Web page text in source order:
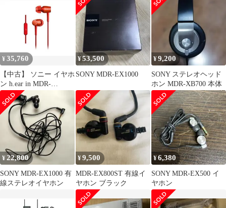
¥35,760
【中古】 ソニー イヤホ
ン h.ear in MDR-
EX750AP : ハイレゾ対
応 カナル型 シナバーレ
ッド MDR-EX750AP R
¥53,500
SONY MDR-EX1000
¥9,200
SONY ステレオヘッド
ホン MDR-XB700 本体
¥22,800
SONY MDR-EX1000 有
線ステレオイヤホン
¥9,500
MDR-EX800ST 有線イ
ヤホン ブラック
¥6,380
SONY MDR-EX500 イ
ヤホン